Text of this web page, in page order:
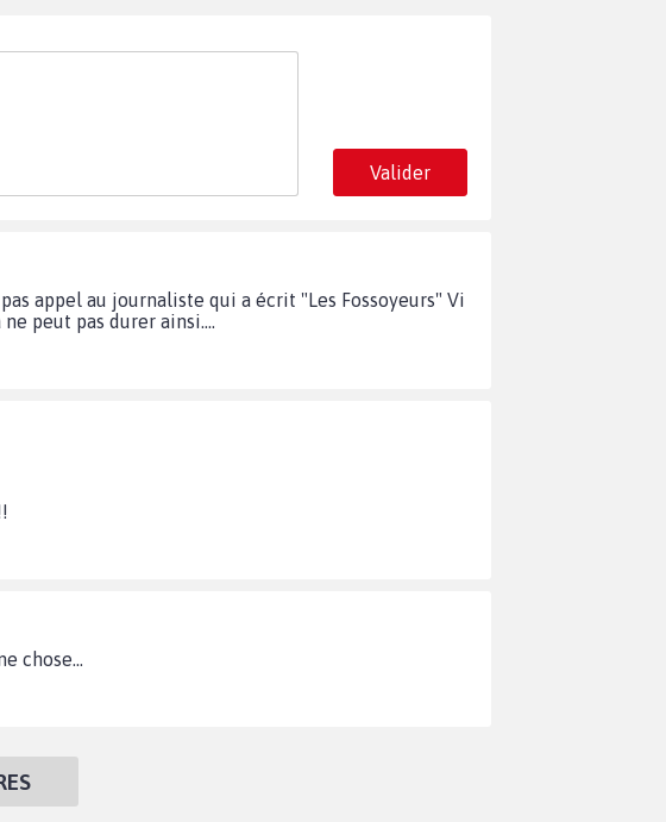
Valider
appel au journaliste qui a écrit "Les Fossoyeurs" Vi
peut pas durer ainsi....
chose...